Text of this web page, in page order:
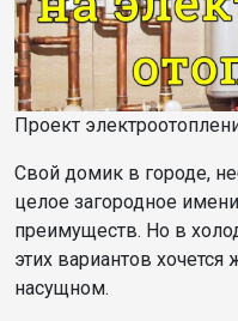
Проект
Свой домик в городе,
целое загородное
преимуществ. Но в
этих вариантов
насущном.